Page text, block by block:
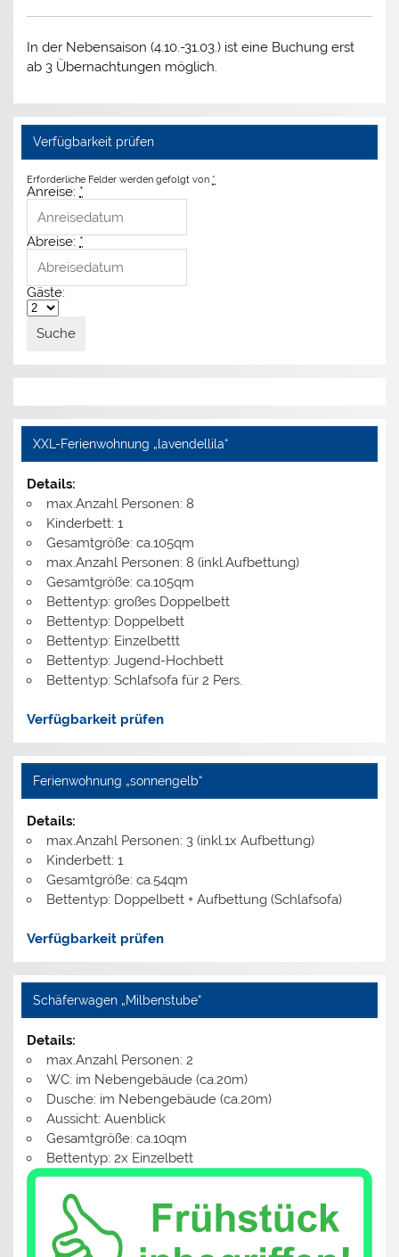
In der Nebensaison (4.10.-31.03.) ist eine Buchung erst
ab 3 Übernachtungen möglich.
Verfügbarkeit prüfen
Erforderliche Felder werden gefolgt von*
Anreise: *
Abreise: *
Gäste:
XXL-Ferienwohnung „lavendellila“
Details:
max.Anzahl Personen: 8
Kinderbett: 1
Gesamtgröße: ca.105qm
max.Anzahl Personen: 8 (inkl.Aufbettung)
Gesamtgröße: ca.105qm
Bettentyp: großes Doppelbett
Bettentyp: Doppelbett
Bettentyp: Einzelbettt
Bettentyp: Jugend-Hochbett
Bettentyp: Schlafsofa für 2 Pers.
Verfügbarkeit prüfen
Ferienwohnung „sonnengelb“
Details:
max.Anzahl Personen: 3 (inkl.1x Aufbettung)
Kinderbett: 1
Gesamtgröße: ca.54qm
Bettentyp: Doppelbett + Aufbettung (Schlafsofa)
Verfügbarkeit prüfen
Schäferwagen „Milbenstube“
Details:
max.Anzahl Personen: 2
WC: im Nebengebäude (ca.20m)
Dusche: im Nebengebäude (ca.20m)
Aussicht: Auenblick
Gesamtgröße: ca.10qm
Bettentyp: 2x Einzelbett